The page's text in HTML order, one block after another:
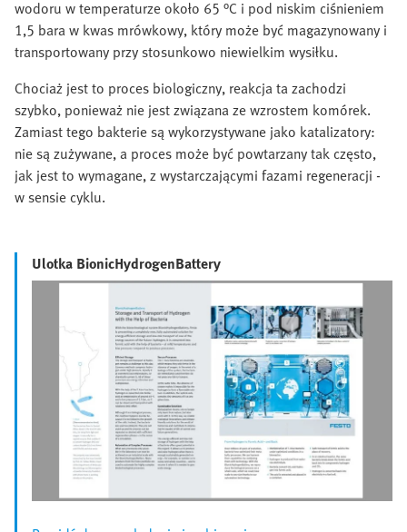
wodoru w temperaturze około 65 °C i pod niskim ciśnieniem
1,5 bara w kwas mrówkowy, który może być magazynowany i
transportowany przy stosunkowo niewielkim wysiłku.
Chociaż jest to proces biologiczny, reakcja ta zachodzi
szybko, ponieważ nie jest związana ze wzrostem komórek.
Zamiast tego bakterie są wykorzystywane jako katalizatory:
nie są zużywane, a proces może być powtarzany tak często,
jak jest to wymagane, z wystarczającymi fazami regeneracji -
w sensie cyklu.
Ulotka BionicHydrogenBattery